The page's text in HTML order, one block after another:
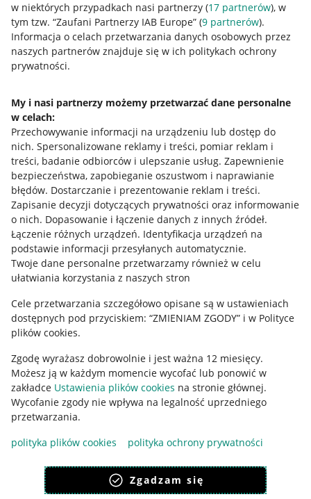
w niektórych przypadkach nasi partnerzy (17 partnerów), w
tym tzw. “Zaufani Partnerzy IAB Europe” (9 partnerów).
Informacja o celach przetwarzania danych osobowych przez
naszych partnerów znajduje się w ich politykach ochrony
prywatności.
My i nasi partnerzy możemy przetwarzać dane personalne
w celach:
Przechowywanie informacji na urządzeniu lub dostęp do
nich. Spersonalizowane reklamy i treści, pomiar reklam i
treści, badanie odbiorców i ulepszanie usług. Zapewnienie
bezpieczeństwa, zapobieganie oszustwom i naprawianie
błędów. Dostarczanie i prezentowanie reklam i treści.
Zapisanie decyzji dotyczących prywatności oraz informowanie
o nich. Dopasowanie i łączenie danych z innych źródeł.
Łączenie różnych urządzeń. Identyfikacja urządzeń na
podstawie informacji przesyłanych automatycznie.
Twoje dane personalne przetwarzamy również w celu
ułatwiania korzystania z naszych stron
Cele przetwarzania szczegółowo opisane są w ustawieniach
dostępnych pod przyciskiem: “ZMIENIAM ZGODY” i w Polityce
plików cookies.
Zgodę wyrażasz dobrowolnie i jest ważna 12 miesięcy.
Możesz ją w każdym momencie wycofać lub ponowić w
zakładce Ustawienia plików cookies na stronie głównej.
Wycofanie zgody nie wpływa na legalność uprzedniego
przetwarzania.
polityka plików cookies
polityka ochrony prywatności
Zgadzam się
Regulamin
Polityka plików "cookies"
Ustawienia plików "cookies"
Informacje dla Aktu o Usługach Cyfrowych
Pobierz aplikację
Korzystanie z serwisu oznacza akceptacjęregulaminu.